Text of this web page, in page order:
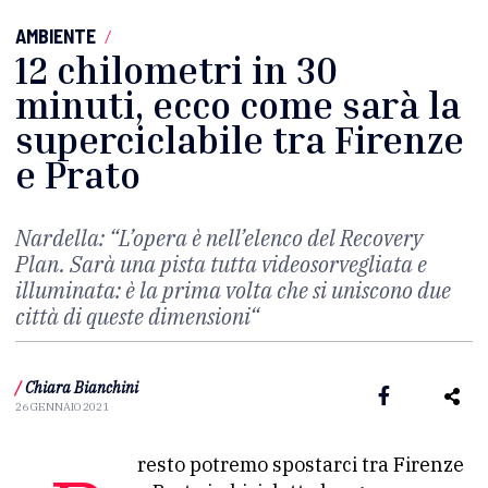
AMBIENTE /
12 chilometri in 30
minuti, ecco come sarà la
superciclabile tra Firenze
e Prato
Nardella: “L’opera è nell’elenco del Recovery
Plan. Sarà una pista tutta videosorvegliata e
illuminata: è la prima volta che si uniscono due
città di queste dimensioni“
/ Chiara Bianchini
26 GENNAIO 2021